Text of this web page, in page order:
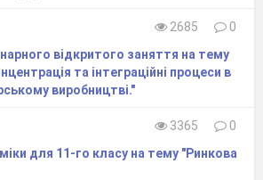
Експрес- опитування (метод:
Що таке податки,
Охарактеризуйте функції
Як класифікують податки?
2685
0
відкритого заняття на тему
та інтеграційні процеси в
виробництві."
3365
0
для 11-го класу на тему "Ринкова